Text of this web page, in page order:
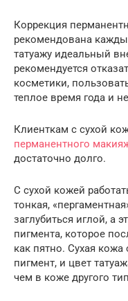
Коррекция
рекомендована
татуажу идеальный
рекомендуется
косметики,
теплое время года и
Клиенткам с сухой
перманентного
достаточно долго.
С сухой кожей
тонкая,
заглубиться иглой, а
пигмента, которое
как пятно. Сухая
пигмент, и цвет
чем в коже другого